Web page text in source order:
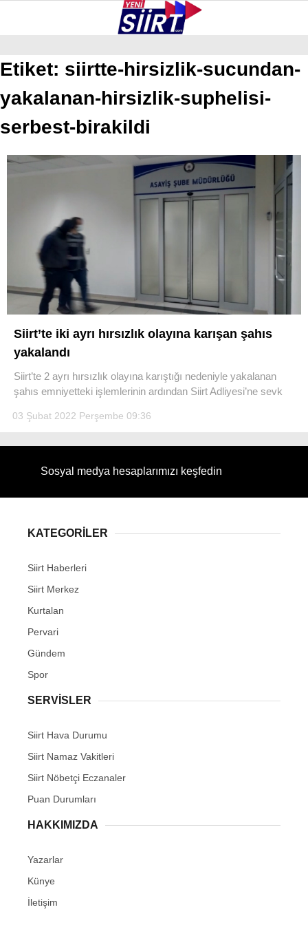
WhatsApp İhbar Hattı
GALERİ VİDEO YAZARLAR
TILLO
GÜNDEM
NÖBETÇI ECZANELER
Etiket: siirtte-hirsizlik-sucundan-
yakalanan-hirsizlik-suphelisi-
serbest-birakildi
Siirt’te iki ayrı hırsızlık olayına karışan şahıs
yakalandı
Siirt’te 2 ayrı hırsızlık olayına karıştığı nedeniyle yakalanan
şahıs emniyetteki işlemlerinin ardından Siirt Adliyesi’ne sevk
03 Şubat 2022 Perşembe 09:36
Sosyal medya hesaplarımızı keşfedin
KATEGORİLER
Siirt Haberleri
Siirt Merkez
Kurtalan
Pervari
Gündem
Spor
SERVİSLER
Siirt Hava Durumu
Siirt Namaz Vakitleri
Siirt Nöbetçi Eczanaler
Puan Durumları
HAKKIMIZDA
Yazarlar
Künye
İletişim